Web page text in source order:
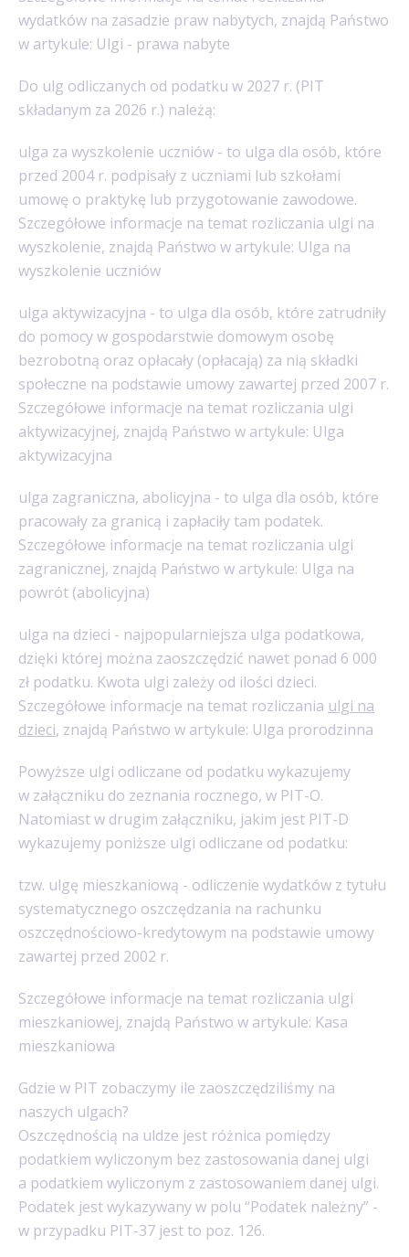
wydatków na zasadzie praw nabytych, znajdą Państwo
w artykule: Ulgi - prawa nabyte
Do ulg odliczanych od podatku w 2027 r. (PIT
składanym za 2026 r.) należą:
ulga za wyszkolenie uczniów - to ulga dla osób, które
przed 2004 r. podpisały z uczniami lub szkołami
umowę o praktykę lub przygotowanie zawodowe.
Szczegółowe informacje na temat rozliczania ulgi na
wyszkolenie, znajdą Państwo w artykule: Ulga na
wyszkolenie uczniów
ulga aktywizacyjna - to ulga dla osób, które zatrudniły
do pomocy w gospodarstwie domowym osobę
bezrobotną oraz opłacały (opłacają) za nią składki
społeczne na podstawie umowy zawartej przed 2007 r.
Szczegółowe informacje na temat rozliczania ulgi
aktywizacyjnej, znajdą Państwo w artykule: Ulga
aktywizacyjna
ulga zagraniczna, abolicyjna - to ulga dla osób, które
pracowały za granicą i zapłaciły tam podatek.
Szczegółowe informacje na temat rozliczania ulgi
zagranicznej, znajdą Państwo w artykule: Ulga na
powrót (abolicyjna)
ulga na dzieci - najpopularniejsza ulga podatkowa,
dzięki której można zaoszczędzić nawet ponad 6 000
zł podatku. Kwota ulgi zależy od ilości dzieci.
Szczegółowe informacje na temat rozliczania ulgi na
dzieci, znajdą Państwo w artykule: Ulga prorodzinna
Powyższe ulgi odliczane od podatku wykazujemy
w załączniku do zeznania rocznego, w PIT-O.
Natomiast w drugim załączniku, jakim jest PIT-D
wykazujemy poniższe ulgi odliczane od podatku:
tzw. ulgę mieszkaniową - odliczenie wydatków z tytułu
systematycznego oszczędzania na rachunku
oszczędnościowo-kredytowym na podstawie umowy
zawartej przed 2002 r.
Szczegółowe informacje na temat rozliczania ulgi
mieszkaniowej, znajdą Państwo w artykule: Kasa
mieszkaniowa
Gdzie w PIT zobaczymy ile zaoszczędziliśmy na
naszych ulgach?
Oszczędnością na uldze jest różnica pomiędzy
podatkiem wyliczonym bez zastosowania danej ulgi
a podatkiem wyliczonym z zastosowaniem danej ulgi.
Podatek jest wykazywany w polu “Podatek należny” -
w przypadku PIT-37 jest to poz. 126.